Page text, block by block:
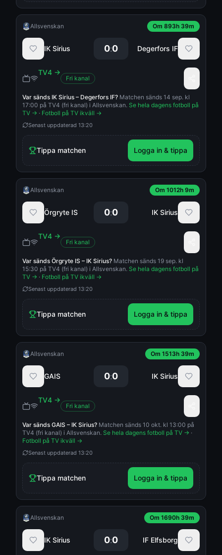
Allsvenskan Om 893h 39m
IK Sirius 0:0 Degerfors IF
TV4 →
Fri kanal
Var sänds IK Sirius – Degerfors IF? Matchen sänds 14 sep. kl
17:00 på TV4 (fri kanal) i Allsvenskan. Se hela dagens fotboll på
TV → · Fotboll på TV ikväll →
Senast uppdaterad 13:20
Tippa matchen Logga in & tippa
Allsvenskan Om 1012h 9m
Örgryte IS 0:0 IK Sirius
TV4 →
Fri kanal
Var sänds Örgryte IS – IK Sirius? Matchen sänds 19 sep. kl
15:30 på TV4 (fri kanal) i Allsvenskan. Se hela dagens fotboll på
TV → · Fotboll på TV ikväll →
Senast uppdaterad 13:20
Tippa matchen Logga in & tippa
Allsvenskan Om 1513h 39m
GAIS 0:0 IK Sirius
TV4 →
Fri kanal
Var sänds GAIS – IK Sirius? Matchen sänds 10 okt. kl 13:00 på
TV4 (fri kanal) i Allsvenskan. Se hela dagens fotboll på TV → ·
Fotboll på TV ikväll →
Senast uppdaterad 13:20
Tippa matchen Logga in & tippa
Allsvenskan Om 1690h 39m
IK Sirius 0:0 IF Elfsborg